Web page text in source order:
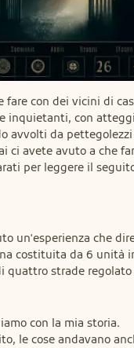
fare con dei vicini di
inquietanti, con
avvolti da
ci avete avuto a che
per leggere il
un'esperienza che
costituita da 6 unità
quattro strade
con la mia storia.
le cose andavano